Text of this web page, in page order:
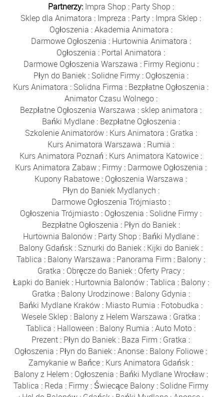
Partnerzy: Impra Shop : Party Shop :
Sklep dla Animatora : Impreza : Party : Impra Sklep :
Ogłoszenia :Akademia Animatora :
Darmowe Ogłoszenia : Hurtownia Animatora :
Ogłoszenia : Portal Animatora :
Darmowe Ogłoszenia Warszawa : Firmy Regionu :
Płyn do Baniek: Solidne Firmy: Ogłoszenia :
Kurs Animatora : Solidna Firma : Bezpłatne Ogłoszenia :
Animator Czasu Wolnego:
Bezpłatne Ogłoszenia Warszawa : sklep animatora :
Bańki Mydlane: Bezpłatne Ogłoszenia :
Szkolenie Animatorów: Kurs Animatora : Gratka :
Kurs Animatora Warszawa : Rumia :
Kurs Animatora Poznań : Kurs Animatora Katowice :
Kurs Animatora Zabaw : Firmy : Darmowe Ogłoszenia :
Kupony Rabatowe : Ogłoszenia Warszawa :
Płyn do Baniek Mydlanych :
Darmowe Ogłoszenia Trójmiasto :
Ogłoszenia Trójmiasto : Ogłoszenia : Solidne Firmy :
Bezpłatne Ogłoszenia : Płyn do Baniek:
Hurtownia Balonów : Party Shop : Bańki Mydlane :
Balony Gdańsk : Sznurki do Baniek : Kijki do Baniek :
Tablica : Balony Warszawa : Panorama Firm : Balony :
Gratka : Obręcze do Baniek: Oferty Pracy:
Łapki do Baniek: Hurtownia Balonów:Tablica : Balony:
Gratka : Balony Urodzinowe: Balony Gdynia :
Bańki Mydlane Kraków : Miasto Rumia : Fotobudka :
Wesele Sklep : Balony z Helem Warszawa : Gratka :
Tablica : Halloween : Balony Rumia :Auto Moto :
Prezent : Płyn do Baniek : Baza Firm : Gratka :
Ogłoszenia : Płyn do Baniek :Anonse : Balony Foliowe :
Zamykanie w Bańce : Kurs Animatora Gdańsk :
Balony z Helem : Ogłoszenia : Bańki Mydlane Wrocław:
Tablica : Reda : Firmy: Świecące Balony: Solidne Firmy